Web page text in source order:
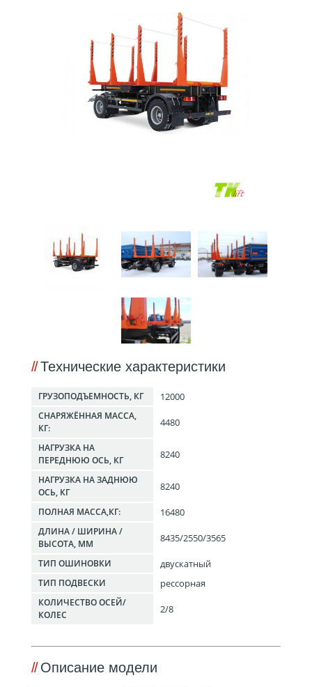
Технические характеристики
ГРУЗОПОДЪЕМНОСТЬ, КГ 12000
СНАРЯЖЁННАЯ МАССА,
КГ:
4480
НАГРУЗКА НА
ПЕРЕДНЮЮ ОСЬ, КГ
8240
НАГРУЗКА НА ЗАДНЮЮ
ОСЬ, КГ
8240
ПОЛНАЯ МАССА,КГ: 16480
ДЛИНА / ШИРИНА /
ВЫСОТА, ММ
8435/2550/3565
ТИП ОШИНОВКИ двускатный
ТИП ПОДВЕСКИ рессорная
КОЛИЧЕСТВО ОСЕЙ/
КОЛЕС
2/8
Описание модели